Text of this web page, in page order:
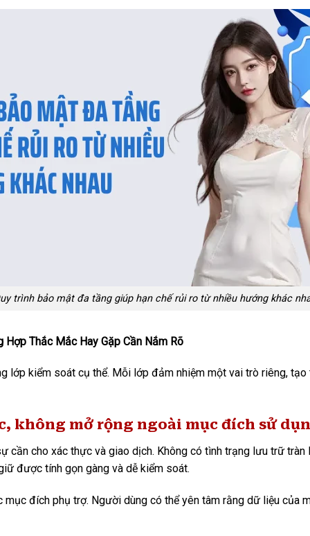
trình bảo mật đa tầng giúp hạn chế rủi ro từ nhiều hướng khác
Hợp Thắc Mắc Hay Gặp Cần Nắm Rõ
lớp kiểm soát cụ thể. Mỗi lớp đảm nhiệm một vai trò riêng,
không mở rộng ngoài mục đích sử
cần cho xác thực và giao dịch. Không có tình trạng lưu trữ
được tính gọn gàng và dễ kiểm soát.
mục đích phụ trợ. Người dùng có thể yên tâm rằng dữ liệu của